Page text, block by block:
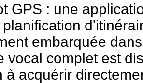
GPS : une
embarquée
vocal complet est
à acquérir